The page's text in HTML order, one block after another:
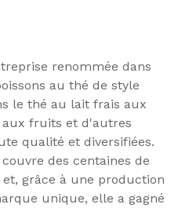
renommée dans
au thé de style
le thé au lait frais aux
fruits et d'autres
qualité et diversifiées.
des centaines de
grâce à une production
unique, elle a gagné